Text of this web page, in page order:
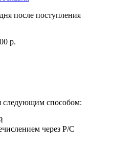
после поступления
р.
следующим способом:
через Р/С